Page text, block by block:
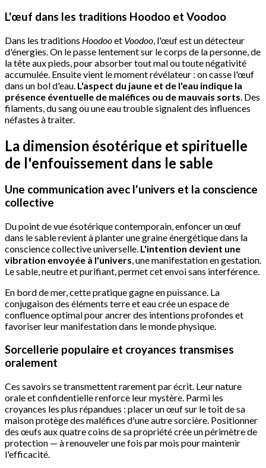
L'œuf dans les traditions Hoodoo et Voodoo
Dans les traditions Hoodooet Voodoo , l'œuf est un détecteur
d'énergies. On le passe lentement sur le corps de la personne, de
la tête aux pieds, pour absorber tout mal ou toute négativité
accumulée. Ensuite vient le moment révélateur : on casse l'œuf
dans un bol d'eau. L'aspect du jaune et de l'eau indique la
présence éventuelle de maléfices ou de mauvais sorts . Des
filaments, du sang ou une eau trouble signalent des influences
néfastes à traiter.
La dimension ésotérique et spirituelle
de l'enfouissement dans le sable
Une communication avec l'univers et la conscience
collective
Du point de vue ésotérique contemporain, enfoncer un œuf
dans le sable revient à planter une graine énergétique dans la
conscience collective universelle. L'intention devient une
vibration envoyée à l'univers, une manifestation en gestation.
Le sable, neutre et purifiant, permet cet envoi sans interférence.
En bord de mer, cette pratique gagne en puissance. La
conjugaison des éléments terre et eau crée un espace de
confluence optimal pour ancrer des intentions profondes et
favoriser leur manifestation dans le monde physique.
Sorcellerie populaire et croyances transmises
oralement
Ces savoirs se transmettent rarement par écrit. Leur nature
orale et confidentielle renforce leur mystère. Parmi les
croyances les plus répandues : placer un œuf sur le toit de sa
maison protège des maléfices d'une autre sorcière. Positionner
des œufs aux quatre coins de sa propriété crée un périmètre de
protection — à renouveler une fois par mois pour maintenir
l'efficacité.